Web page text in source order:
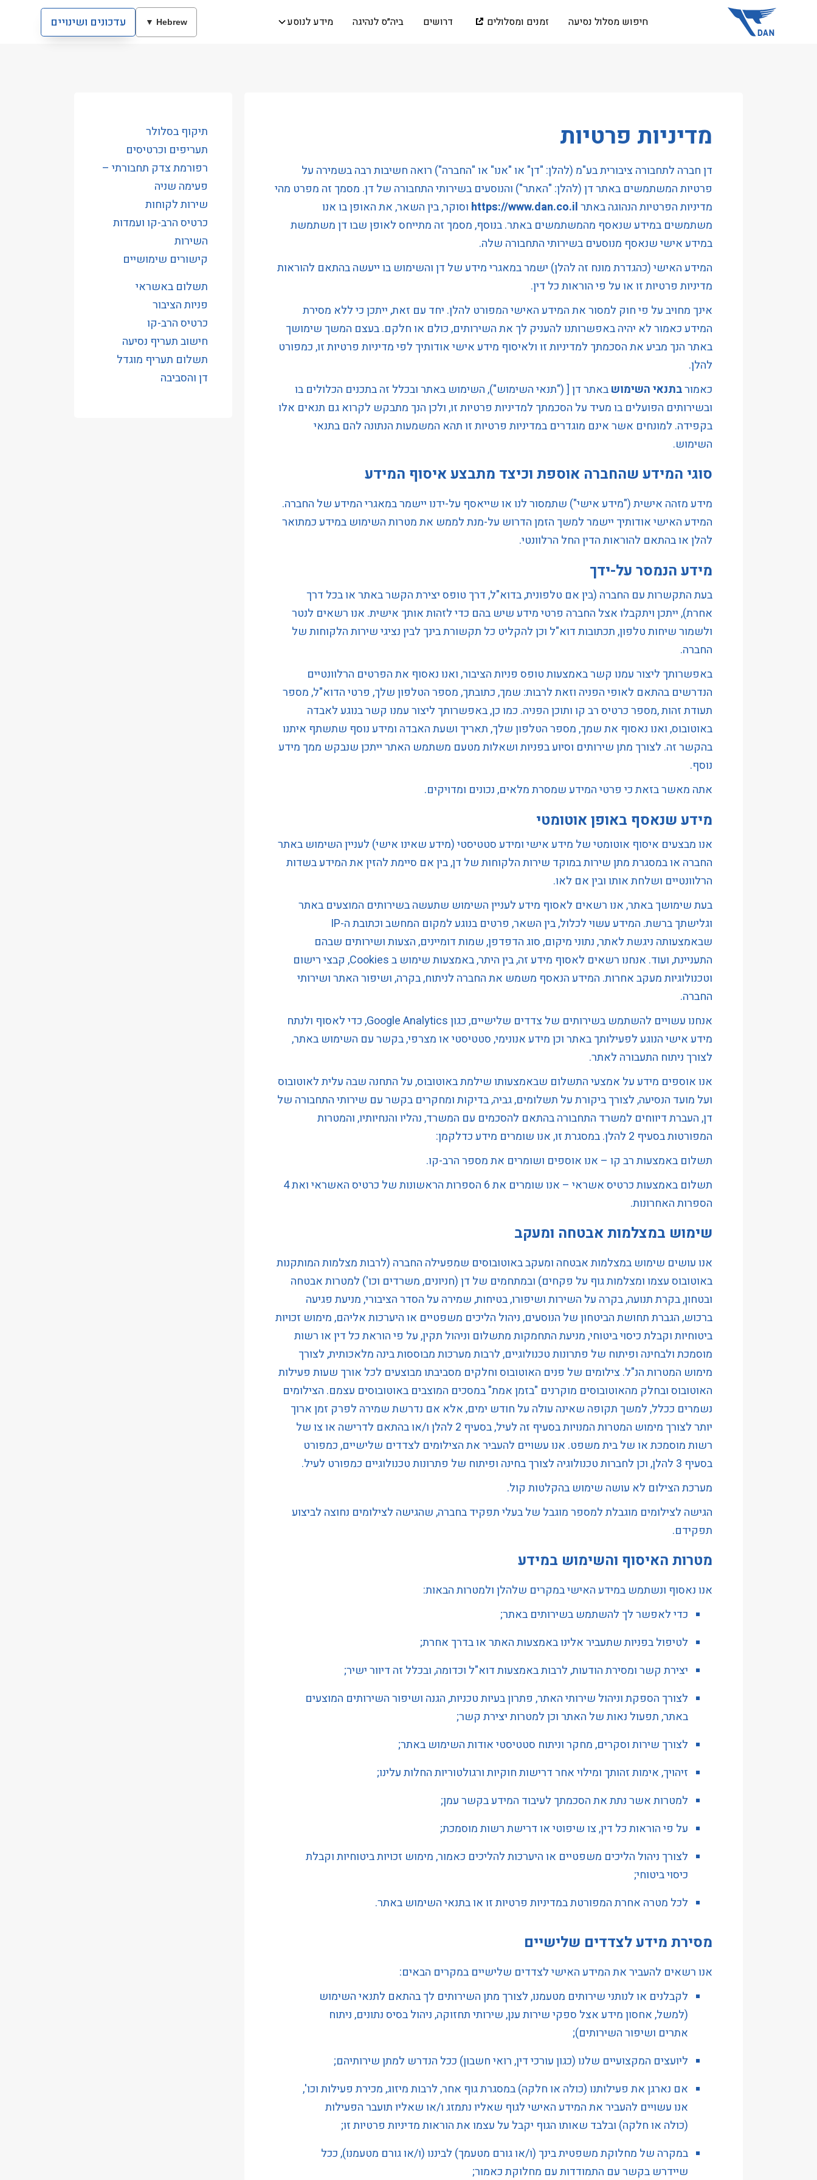
חיפוש מסלול נסיעה זמנים ומסלולים דרושים ביה״ס לנהיגה מידע לנוסע Hebrew ▼ עדכונים ושינויים
תיקוף בסלולר
תעריפים וכרטיסים
רפורמת צדק תחבורתי –
פעימה שניה
שירות לקוחות
כרטיס הרב-קו ועמדות
השירות
קישורים שימושיים
תשלום באשראי
פניות הציבור
כרטיס הרב-קו
חישוב תעריף נסיעה
תשלום תעריף מוגדל
דן והסביבה
מדיניות פרטיות
דן חברה לתחבורה ציבורית בע"מ (להלן: "דן" או "אנו" או "החברה") רואה חשיבות רבה בשמירה על
פרטיות המשתמשים באתר דן (להלן: "האתר") והנוסעים בשירותי התחבורה של דן. מסמך זה מפרט מהי
מדיניות הפרטיות הנהוגה באתרhttps://www.dan.co.il וסוקר, בין השאר, את האופן בו אנו
משתמשים במידע שנאסף מהמשתמשים באתר. בנוסף, מסמך זה מתייחס לאופן שבו דן משתמשת
במידע אישי שנאסף מנוסעים בשירותי התחבורה שלה.
המידע האישי (כהגדרת מונח זה להלן) ישמר במאגרי מידע של דן והשימוש בו ייעשה בהתאם להוראות
מדיניות פרטיות זו או על פי הוראות כל דין.
אינך מחויב על פי חוק למסור את המידע האישי המפורט להלן. יחד עם זאת, ייתכן כי ללא מסירת
המידע כאמור לא יהיה באפשרותנו להעניק לך את השירותים, כולם או חלקם. בעצם המשך שימושך
באתר הנך מביע את הסכמתך למדיניות זו ולאיסוף מידע אישי אודותיך לפי מדיניות פרטיות זו, כמפורט
להלן.
כאמורבתנאי השימושבאתר דן [ ("תנאי השימוש"), השימוש באתר ובכלל זה בתכנים הכלולים בו
ובשירותים הפועלים בו מעיד על הסכמתך למדיניות פרטיות זו, ולכן הנך מתבקש לקרוא גם תנאים אלו
בקפידה. למונחים אשר אינם מוגדרים במדיניות פרטיות זו תהא המשמעות הנתונה להם בתנאי
השימוש.
סוגי המידע שהחברה אוספת וכיצד מתבצע איסוף המידע
מידע מזהה אישית ("מידע אישי") שתמסור לנו או שייאסף על-ידנו יישמר במאגרי המידע של החברה.
המידע האישי אודותיך יישמר למשך הזמן הדרוש על-מנת לממש את מטרות השימוש במידע כמתואר
להלן או בהתאם להוראות הדין החל הרלוונטי.
מידע הנמסר על-ידך
בעת התקשרות עם החברה (בין אם טלפונית, בדוא"ל, דרך טופס יצירת הקשר באתר או בכל דרך
אחרת), ייתכן ויתקבלו אצל החברה פרטי מידע שיש בהם כדי לזהות אותך אישית. אנו רשאים לנטר
ולשמור שיחות טלפון, תכתובות דוא"ל וכן להקליט כל תקשורת בינך לבין נציגי שירות הלקוחות של
החברה.
באפשרותך ליצור עמנו קשר באמצעות טופס פניות הציבור, ואנו נאסוף את הפרטים הרלוונטיים
הנדרשים בהתאם לאופי הפניה וזאת לרבות: שמך, כתובתך, מספר הטלפון שלך, פרטי הדוא"ל, מספר
תעודת זהות ,מספר כרטיס רב קו ותוכן הפניה. כמו כן, באפשרותך ליצור עמנו קשר בנוגע לאבדה
באוטובוס, ואנו נאסוף את שמך, מספר הטלפון שלך, תאריך ושעת האבדה ומידע נוסף שתשתף איתנו
בהקשר זה. לצורך מתן שירותים וסיוע בפניות ושאלות מטעם משתמש האתר ייתכן שנבקש ממך מידע
נוסף.
אתה מאשר בזאת כי פרטי המידע שמסרת מלאים, נכונים ומדויקים.
מידע שנאסף באופן אוטומטי
אנו מבצעים איסוף אוטומטי של מידע אישי ומידע סטטיסטי (מידע שאינו אישי) לעניין השימוש באתר
החברה או במסגרת מתן שירות במוקד שירות הלקוחות של דן, בין אם סיימת להזין את המידע בשדות
הרלוונטיים ושלחת אותו ובין אם לאו.
בעת שימושך באתר, אנו רשאים לאסוף מידע לעניין השימוש שתעשה בשירותים המוצעים באתר
וגלישתך ברשת. המידע עשוי לכלול, בין השאר, פרטים בנוגע למקום המחשב וכתובת ה-IP
שבאמצעותה ניגשת לאתר, נתוני מיקום, סוג הדפדפן, שמות דומיינים, הצעות ושירותים שבהם
התעניינת, ועוד. אנחנו רשאים לאסוף מידע זה, בין היתר, באמצעות שימוש ב Cookies, קבצי רישום
וטכנולוגיות מעקב אחרות. המידע הנאסף משמש את החברה לניתוח, בקרה, ושיפור האתר ושירותי
החברה.
אנחנו עשויים להשתמש בשירותים של צדדים שלישיים, כגון Google Analytics, כדי לאסוף ולנתח
מידע אישי הנוגע לפעילותך באתר וכן מידע אנונימי, סטטיסטי או מצרפי, בקשר עם השימוש באתר,
לצורך ניתוח התעבורה לאתר.
אנו אוספים מידע על אמצעי התשלום שבאמצעותו שילמת באוטובוס, על התחנה שבה עלית לאוטובוס
ועל מועד הנסיעה, לצורך ביקורת על תשלומים, גביה, בדיקות ומחקרים בקשר עם שירותי התחבורה של
דן, העברת דיווחים למשרד התחבורה בהתאם להסכמים עם המשרד, נהליו והנחיותיו, והמטרות
המפורטות בסעיף 2 להלן. במסגרת זו, אנו שומרים מידע כדלקמן:
תשלום באמצעות רב קו – אנו אוספים ושומרים את מספר הרב-קו.
תשלום באמצעות כרטיס אשראי – אנו שומרים את 6 הספרות הראשונות של כרטיס האשראי ואת 4
הספרות האחרונות.
שימוש במצלמות אבטחה ומעקב
אנו עושים שימוש במצלמות אבטחה ומעקב באוטובוסים שמפעילה החברה (לרבות מצלמות המותקנות
באוטובוס עצמו ומצלמות גוף על פקחים) ובמתחמים של דן (חניונים, משרדים וכו') למטרות אבטחה
ובטחון, בקרת תנועה, בקרה על השירות ושיפורו, בטיחות, שמירה על הסדר הציבורי, מניעת פגיעה
ברכוש, הגברת תחושת הביטחון של הנוסעים, ניהול הליכים משפטיים או היערכות אליהם, מימוש זכויות
ביטוחיות וקבלת כיסוי ביטוחי, מניעת התחמקות מתשלום וניהול תקין, על פי הוראת כל דין או רשות
מוסמכת ולבחינה ופיתוח של פתרונות טכנולוגיים, לרבות מערכות מבוססות בינה מלאכותית, לצורך
מימוש המטרות הנ"ל. צילומים של פנים האוטובוס וחלקים מסביבתו מבוצעים לכל אורך שעות פעילות
האוטובוס ובחלק מהאוטובוסים מוקרנים "בזמן אמת" במסכים המוצבים באוטובוסים עצמם. הצילומים
נשמרים ככלל, למשך תקופה שאינה עולה על חודש ימים, אלא אם נדרשת שמירה לפרק זמן ארוך
יותר לצורך מימוש המטרות המנויות בסעיף זה לעיל, בסעיף 2 להלן ו/או בהתאם לדרישה או צו של
רשות מוסמכת או של בית משפט. אנו עשויים להעביר את הצילומים לצדדים שלישיים, כמפורט
בסעיף 3 להלן, וכן לחברות טכנולוגיה לצורך בחינה ופיתוח של פתרונות טכנולוגיים כמפורט לעיל.
מערכת הצילום לא עושה שימוש בהקלטות קול.
הגישה לצילומים מוגבלת למספר מוגבל של בעלי תפקיד בחברה, שהגישה לצילומים נחוצה לביצוע
תפקידם.
מטרות האיסוף והשימוש במידע
אנו נאסוף ונשתמש במידע האישי במקרים שלהלן ולמטרות הבאות:
כדי לאפשר לך להשתמש בשירותים באתר;
לטיפול בפניות שתעביר אלינו באמצעות האתר או בדרך אחרת;
יצירת קשר ומסירת הודעות, לרבות באמצעות דוא"ל וכדומה, ובכלל זה דיוור ישיר;
לצורך הספקת וניהול שירותי האתר, פתרון בעיות טכניות, הגנה ושיפור השירותים המוצעים
באתר, תפעול נאות של האתר וכן למטרות יצירת קשר;
לצורך שירות וסקרים, מחקר וניתוח סטטיסטי אודות השימוש באתר;
זיהויך, אימות זהותך ומילוי אחר דרישות חוקיות ורגולטוריות החלות עלינו;
למטרות אשר נתת את הסכמתך לעיבוד המידע בקשר עמן;
על פי הוראות כל דין, צו שיפוטי או דרישת רשות מוסמכת;
לצורך ניהול הליכים משפטיים או היערכות להליכים כאמור, מימוש זכויות ביטוחיות וקבלת
כיסוי ביטוחי;
לכל מטרה אחרת המפורטת במדיניות פרטיות זו או בתנאי השימוש באתר.
מסירת מידע לצדדים שלישיים
אנו רשאים להעביר את המידע האישי לצדדים שלישיים במקרים הבאים:
לקבלנים או לנותני שירותים מטעמנו, לצורך מתן השירותים לך בהתאם לתנאי השימוש
(למשל, אחסון מידע אצל ספקי שירות ענן, שירותי תחזוקה, ניהול בסיס נתונים, ניתוח
אתרים ושיפור השירותים);
ליועצים המקצועיים שלנו (כגון עורכי דין, רואי חשבון) ככל הנדרש למתן שירותיהם;
אם נארגן את פעילותנו (כולה או חלקה) במסגרת גוף אחר, לרבות מיזוג, מכירת פעילות וכו',
אנו עשויים להעביר את המידע האישי לגוף שאליו נתמזג ו/או שאליו תועבר הפעילות
(כולה או חלקה) ובלבד שאותו הגוף יקבל על עצמו את הוראות מדיניות פרטיות זו;
במקרה של מחלוקת משפטית בינך (ו/או גורם מטעמך) לביננו (ו/או גורם מטעמנו), ככל
שיידרש בקשר עם התמודדות עם מחלוקת כאמור;